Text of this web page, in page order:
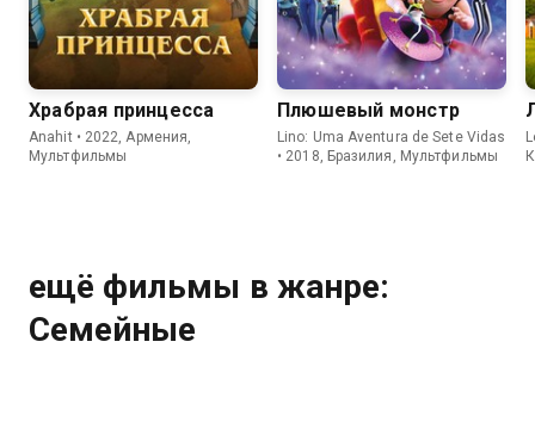
8.0 6.6
Храбрая принцесса
Anahit • 2022, Армения,
Мультфильмы
6.5 5.6
Плюшевый монстр
Lino: Uma Aventura de Sete Vidas
• 2018, Бразилия, Мультфильмы
ещё фильмы в жанре:
Семейные